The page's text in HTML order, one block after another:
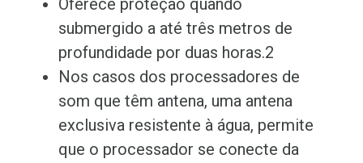
Oferece proteção quando
submergido a até três metros de
profundidade por duas horas.2
Nos casos dos processadores de
som que têm antena, uma antena
exclusiva resistente à água, permite
que o processador se conecte da